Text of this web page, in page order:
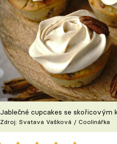
Jablečné cupcakes se skořicovým
Zdroj: Svatava Vašková / Coolinářka